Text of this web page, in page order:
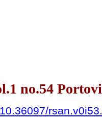
no.54